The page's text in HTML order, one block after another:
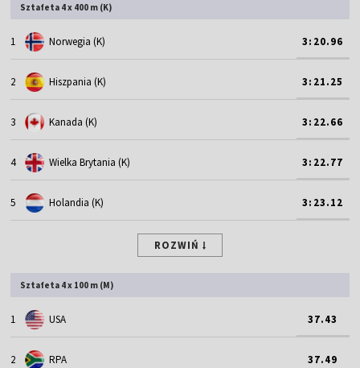
Sztafeta 4 x 400 m (K)
1 Norwegia (K) 3:20.96
2 Hiszpania (K) 3:21.25
3 Kanada (K) 3:22.66
4 Wielka Brytania (K) 3:22.77
5 Holandia (K) 3:23.12
ROZWIŃ
Sztafeta 4 x 100 m (M)
1 USA 37.43
2 RPA 37.49